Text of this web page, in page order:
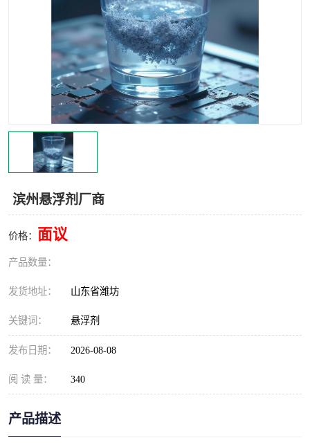
滨州悬浮剂厂商
价格： 面议
产品数量：
发货地址： 山东省潍坊
关键词： 悬浮剂
发布日期： 2026-08-08
阅 读 量： 340
产品描述